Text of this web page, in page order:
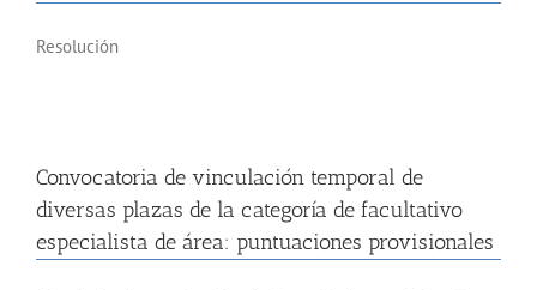
Resolución
Convocatoria de vinculación temporal de
diversas plazas de la categoría de facultativo
especialista de área: puntuaciones provisionales